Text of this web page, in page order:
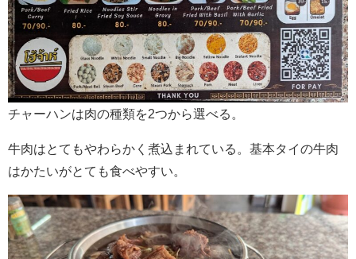
チャーハンは肉の種類を2つから選べる。
牛肉はとてもやわらかく煮込まれている。基本タイの牛肉
はかたいがとても食べやすい。